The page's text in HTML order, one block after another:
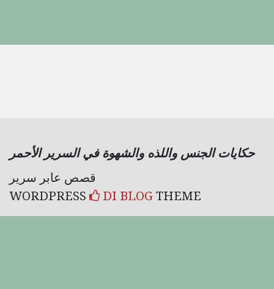
حكايات الجنس واللذه والشهوة في السرير الأحمر
WORDPRESS
DI BLOGTHEME